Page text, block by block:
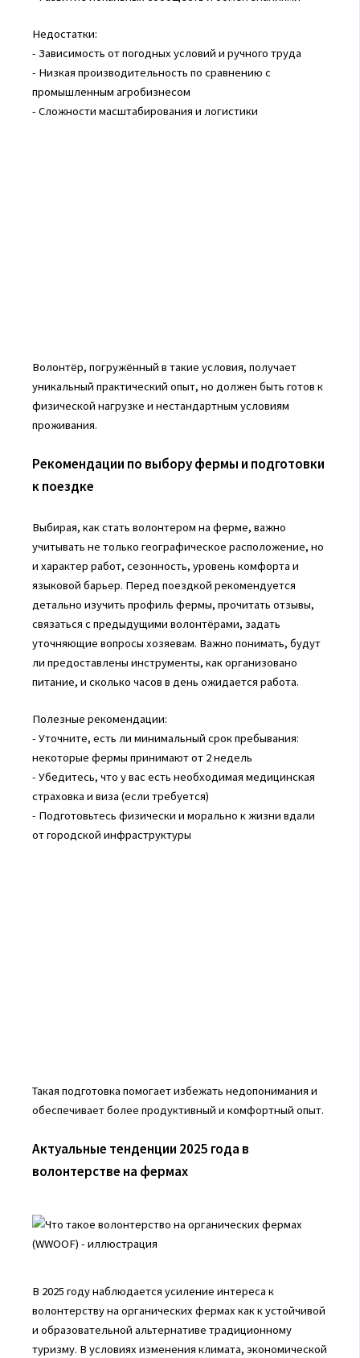
Недостатки:
- Зависимость от погодных условий и ручного труда
- Низкая производительность по сравнению с
промышленным агробизнесом
- Сложности масштабирования и логистики
Волонтёр, погружённый в такие условия, получает
уникальный практический опыт, но должен быть готов к
физической нагрузке и нестандартным условиям
проживания.
Рекомендации по выбору фермы и подготовки
к поездке
Выбирая, как стать волонтером на ферме, важно
учитывать не только географическое расположение, но
и характер работ, сезонность, уровень комфорта и
языковой барьер. Перед поездкой рекомендуется
детально изучить профиль фермы, прочитать отзывы,
связаться с предыдущими волонтёрами, задать
уточняющие вопросы хозяевам. Важно понимать, будут
ли предоставлены инструменты, как организовано
питание, и сколько часов в день ожидается работа.
Полезные рекомендации:
- Уточните, есть ли минимальный срок пребывания:
некоторые фермы принимают от 2 недель
- Убедитесь, что у вас есть необходимая медицинская
страховка и виза (если требуется)
- Подготовьтесь физически и морально к жизни вдали
от городской инфраструктуры
Такая подготовка помогает избежать недопонимания и
обеспечивает более продуктивный и комфортный опыт.
Актуальные тенденции 2025 года в
волонтерстве на фермах
В 2025 году наблюдается усиление интереса к
волонтерству на органических фермах как к устойчивой
и образовательной альтернативе традиционному
туризму. В условиях изменения климата, экономической